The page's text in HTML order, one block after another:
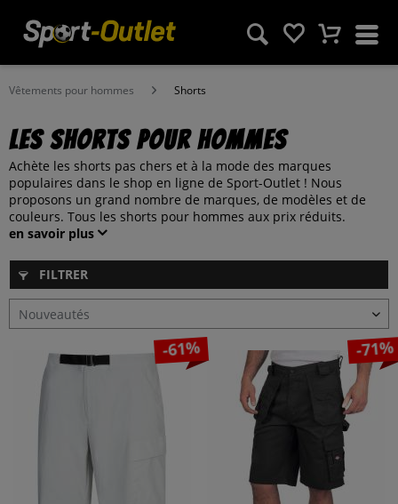
Vêtements pour hommes Shorts
Les shorts pour hommes
Achète les shorts pas chers et à la mode des marques
populaires dans le shop en ligne de Sport-Outlet ! Nous
proposons un grand nombre de marques, de modèles et de
couleurs. Tous les shorts pour hommes aux prix réduits.
en savoir plus
FILTRER
-61% -71%